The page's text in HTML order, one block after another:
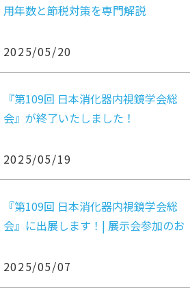
用年数と節税対策を専門解説
2025/05/20
『第109回 日本消化器内視鏡学会総
会』が終了いたしました！
2025/05/19
『第109回 日本消化器内視鏡学会総
会』に出展します！| 展示会参加のお
知らせ
2025/05/07